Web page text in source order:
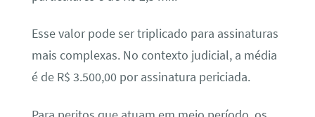
Esse valor pode ser triplicado para assinaturas
mais complexas. No contexto judicial, a média
é de R$ 3.500,00 por assinatura periciada.